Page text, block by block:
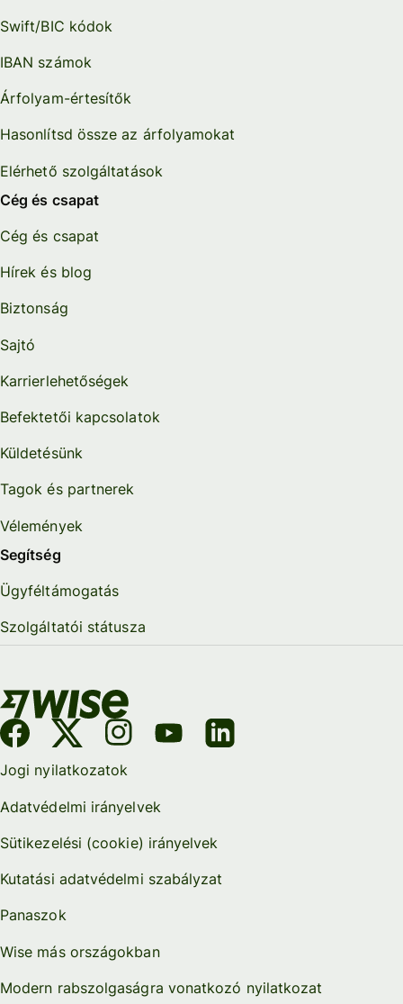
Swift/BIC kódok
IBAN számok
Árfolyam-értesítők
Hasonlítsd össze az árfolyamokat
Elérhető szolgáltatások
Cég és csapat
Cég és csapat
Hírek és blog
Biztonság
Sajtó
Karrierlehetőségek
Befektetői kapcsolatok
Küldetésünk
Tagok és partnerek
Vélemények
Segítség
Ügyféltámogatás
Szolgáltatói státusza
Jogi nyilatkozatok
Adatvédelmi irányelvek
Sütikezelési (cookie) irányelvek
Kutatási adatvédelmi szabályzat
Panaszok
Wise más országokban
Modern rabszolgaságra vonatkozó nyilatkozat